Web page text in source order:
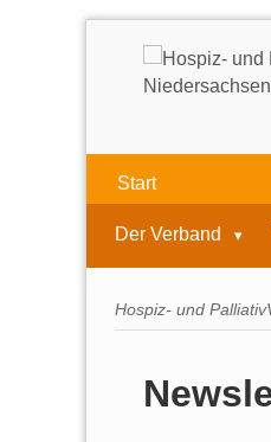
Start
Der Verband
Hospiz- und